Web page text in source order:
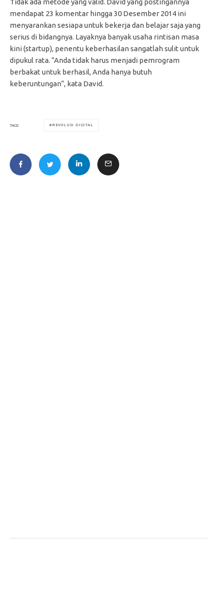
Tidak ada metode yang valid. David yang postingannya
mendapat 23 komentar hingga 30 Desember 2014 ini
menyarankan sesiapa untuk bekerja dan belajar saja yang
serius di bidangnya. Layaknya banyak usaha rintisan masa
kini (startup), penentu keberhasilan sangatlah sulit untuk
dipukul rata. “Anda tidak harus menjadi pemrogram
berbakat untuk berhasil, Anda hanya butuh
keberuntungan“, kata David.
TAGS REVOLUSI DIGITAL